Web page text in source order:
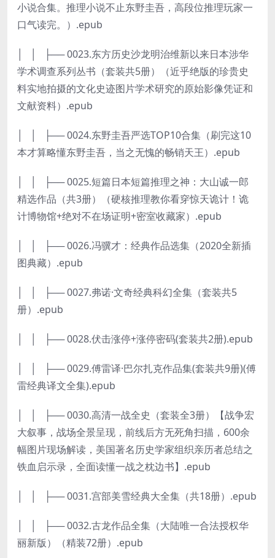
小说合集。推理小说不止东野圭吾，高段位推理玩家一
口气读完。）.epub
│ │ ├── 0023.东方历史沙龙明治维新以来日本涉华
学术调查系列丛书（套装共5册）（近乎绝版的珍贵史
料实地拍摄的文化史迹图片学术研究的原始影像凭证和
文献资料）.epub
│ │ ├── 0024.东野圭吾严选TOP10合集（刷完这10
本才算略懂东野圭吾，当之无愧的畅销天王）.epub
│ │ ├── 0025.短篇日本短篇推理之神：大山诚一郎
精选作品（共3册）（硬核推理教你看穿惊天诡计！诡
计博物馆+绝对不在场证明+密室收藏家）.epub
│ │ ├── 0026.冯骥才：经典作品选集（2020全新插
图典藏）.epub
│ │ ├── 0027.弗诺·文奇经典科幻全集（套装共5
册）.epub
│ │ ├── 0028.伏击涨停+涨停密码(套装共2册).epub
│ │ ├── 0029.傅雷译·巴尔扎克作品集(套装共9册)(傅
雷经典译文全集).epub
│ │ ├── 0030.高清一战全史（套装全3册）【战争宏
大叙事，战场全景呈现，前线后方无死角扫描，600余
幅图片现场解读，美国著名历史学家组织亲历者总结之
铁血启示录，全面读懂一战之枕边书】.epub
│ │ ├── 0031.宫部美雪经典大全集（共18册）.epub
│ │ ├── 0032.古龙作品全集（大陆唯一合法授权华
丽新版）（精装72册）.epub